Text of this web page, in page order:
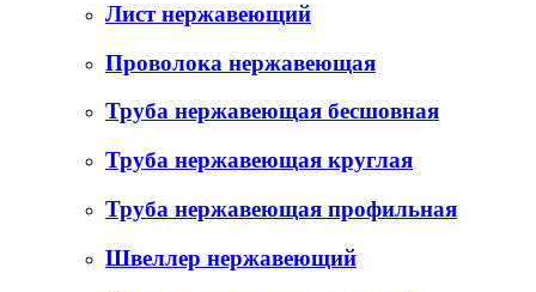
Лист нержавеющий
Проволока нержавеющая
Труба нержавеющая бесшовная
Труба нержавеющая круглая
Труба нержавеющая профильная
Швеллер нержавеющий